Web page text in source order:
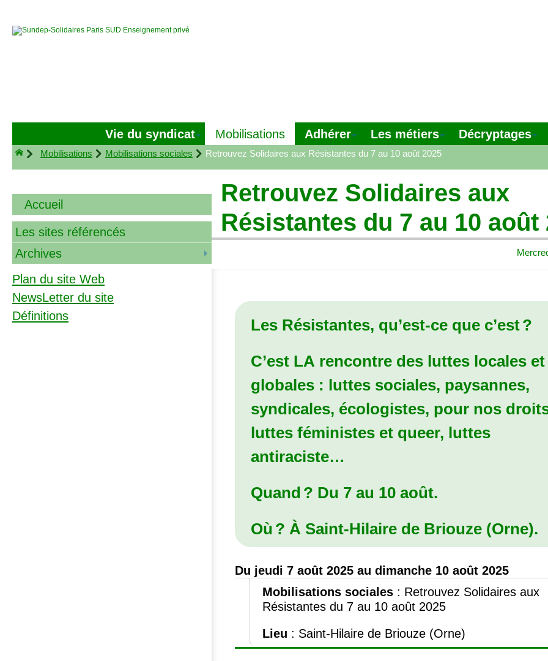
Vie du syndicat Mobilisations Adhérer Les métiers Décryptages
Mobilisations Mobilisations sociales Retrouvez Solidaires aux Résistantes du 7 au 10 août 2025
Retrouvez Solidaires aux
Résistantes du 7 au 10 août
Les Résistantes, qu’est-ce que c’est?
C’est LA rencontre des luttes locales et
globales : luttes sociales, paysannes,
syndicales, écologistes, pour nos
luttes féministes et queer, luttes
antiraciste…
Quand ? Du 7 au 10 août.
Où ? À Saint-Hilaire de Briouze (Orne).
Du jeudi 7 août 2025 au dimanche 10 août 2025
Mobilisations sociales : Retrouvez Solidaires aux
Résistantes du 7 au 10 août 2025
Lieu : Saint-Hilaire de Briouze (Orne)
Accueil
Les sites référencés
Archives
Plan du site Web
NewsLetter du site
Définitions